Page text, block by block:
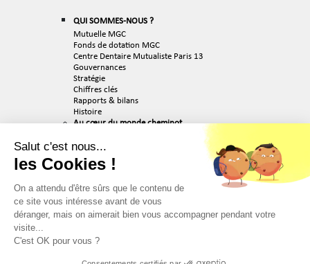
QUI SOMMES-NOUS ?
Mutuelle MGC
Fonds de dotation MGC
Centre Dentaire Mutualiste Paris 13
Gouvernances
Stratégie
Chiffres clés
Rapports & bilans
Histoire
Au cœur du monde cheminot
Team MGC
ACTUALITÉS
Nos valeurs
Nos métiers
Nos offres d’emploi
PARTENAIRES
CONTACT
Salut c'est nous...
les Cookies !
On a attendu d'être sûrs que le contenu de
ce site vous intéresse avant de vous
déranger, mais on aimerait bien vous accompagner pendant votre
visite...
C'est OK pour vous ?